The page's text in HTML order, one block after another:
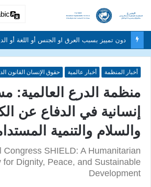
أخبار المنظمة أخبار عالمية حقوق الإنسان القانون
منظمة الدرع العالمية:
إنسانية في الدفاع عن
والسلام والتنمية
Congress SHIELD: A Humanitarian
for Dignity, Peace, and Sustainable
Development